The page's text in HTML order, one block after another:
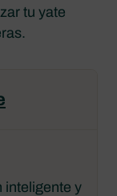
tu yate
inteligente y